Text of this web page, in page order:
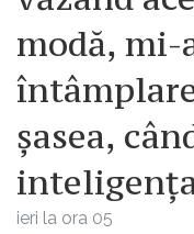
modă,
șasea,
ieri la ora 05